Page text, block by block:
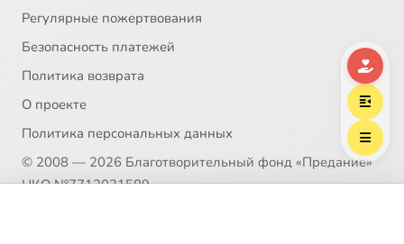
Регулярные пожертвования
Безопасность платежей
Политика возврата
О проекте
Политика персональных данных
© 2008 — 2026 Благотворительный фонд «Предание»
НКО №7712031589